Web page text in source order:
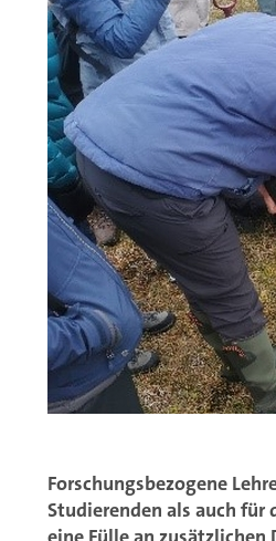
Forschungsbezogene
Studierenden als auch für